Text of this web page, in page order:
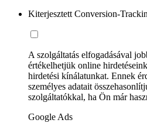
Kiterjesztett Conversion-
A szolgáltatás elfogadásával
értékelhetjük online
hirdetési kínálatunkat. Ennek
személyes adatait
szolgáltatókkal, ha Ön már
Google Ads